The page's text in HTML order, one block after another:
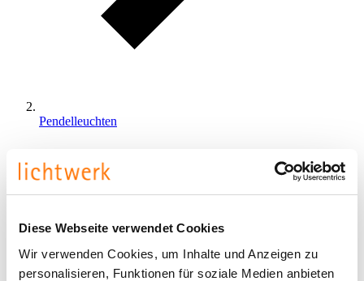
Diese Webseite verwendet Cookies
Wir verwenden Cookies, um Inhalte und Anzeigen zu
personalisieren, Funktionen für soziale Medien anbieten
Pendelleuchten